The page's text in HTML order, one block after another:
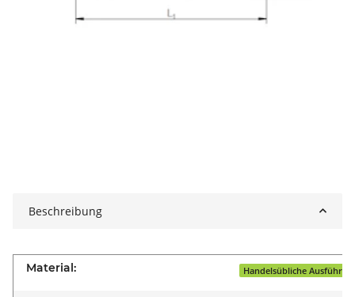
Beschreibung
Material: Handelsübliche